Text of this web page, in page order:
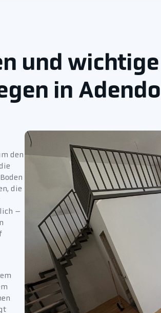
und
in
den
die
–